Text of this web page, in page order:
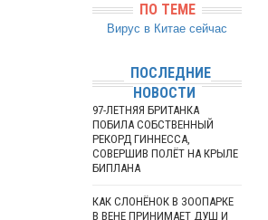
ПО ТЕМЕ
Вирус в Китае сейчас
ПОСЛЕДНИЕ
НОВОСТИ
97-ЛЕТНЯЯ БРИТАНКА
ПОБИЛА СОБСТВЕННЫЙ
РЕКОРД ГИННЕССА,
СОВЕРШИВ ПОЛЁТ НА КРЫЛЕ
БИПЛАНА
КАК СЛОНЁНОК В ЗООПАРКЕ
В ВЕНЕ ПРИНИМАЕТ ДУШ И